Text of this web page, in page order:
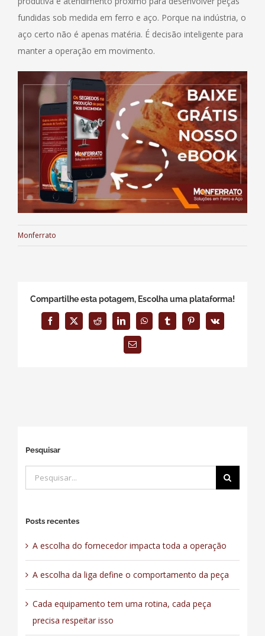
fundidas sob medida em ferro e aço. Porque na indústria, o
aço certo não é apenas matéria. É decisão inteligente para
manter a operação em movimento.
Monferrato
Compartilhe esta potagem, Escolha uma plataforma!
Facebook
X Reddit LinkedInWhatsAppTumblrPinterest
Vk
E-
mail
Pesquisar
Buscar
resultados
Posts recentes
A escolha do fornecedor impacta toda a operação
A escolha da liga define o comportamento da peça
Cada equipamento tem uma rotina, cada peça
precisa respeitar isso